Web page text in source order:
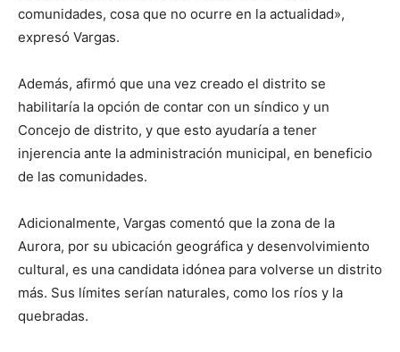
comunidades, cosa que no ocurre en la actualidad»,
expresó Vargas.
Además, afirmó que una vez creado el distrito se
habilitaría la opción de contar con un síndico y un
Concejo de distrito, y que esto ayudaría a tener
injerencia ante la administración municipal, en beneficio
de las comunidades.
Adicionalmente, Vargas comentó que la zona de la
Aurora, por su ubicación geográfica y desenvolvimiento
cultural, es una candidata idónea para volverse un distrito
más. Sus límites serían naturales, como los ríos y la
quebradas.